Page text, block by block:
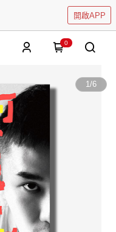
開啟APP
0
1/6